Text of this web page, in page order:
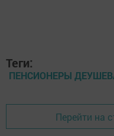
Теги:
ПЕНСИОНЕРЫ
Перейти на